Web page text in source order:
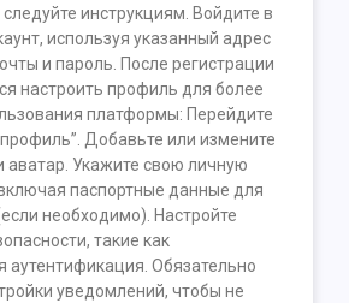
следуйте инструкциям. Войдите в
используя указанный адрес
и пароль. После регистрации
настроить профиль для более
платформы: Перейдите
Добавьте или измените
аватар. Укажите свою личную
паспортные данные для
необходимо). Настройте
такие как
аутентификация. Обязательно
уведомлений, чтобы не